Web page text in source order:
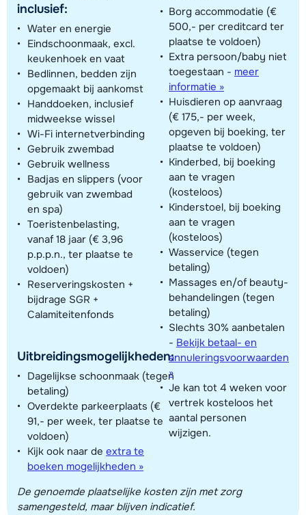
inclusief:
Water en energie
Eindschoonmaak, excl.
keukenhoek en vaat
Bedlinnen, bedden zijn
opgemaakt bij aankomst
Handdoeken, inclusief
midweekse wissel
Wi-Fi internetverbinding
Gebruik zwembad
Gebruik wellness
Badjas en slippers (voor
gebruik van zwembad
en spa)
Toeristenbelasting,
vanaf 18 jaar (€ 3,96
p.p.p.n., ter plaatse te
voldoen)
Reserveringskosten +
bijdrage SGR +
Calamiteitenfonds
Uitbreidingsmogelijkheden:
Dagelijkse schoonmaak (tegen
betaling)
Overdekte parkeerplaats (€
91,- per week, ter plaatse te
voldoen)
Kijk ook naar de extra te
boeken mogelijkheden »
Borg accommodatie (€
500,- per creditcard ter
plaatse te voldoen)
Extra persoon/baby niet
toegestaan - meer
informatie »
Huisdieren op aanvraag
(€ 175,- per week,
opgeven bij boeking, ter
plaatse te voldoen)
Kinderbed, bij boeking
aan te vragen
(kosteloos)
Kinderstoel, bij boeking
aan te vragen
(kosteloos)
Wasservice (tegen
betaling)
Massages en/of beauty-
behandelingen (tegen
betaling)
Slechts 30% aanbetalen
- Bekijk betaal- en
annuleringsvoorwaarden
»
Je kan tot 4 weken voor
vertrek kosteloos het
aantal personen
wijzigen.
De genoemde plaatselijke kosten zijn met zorg
samengesteld, maar blijven indicatief.